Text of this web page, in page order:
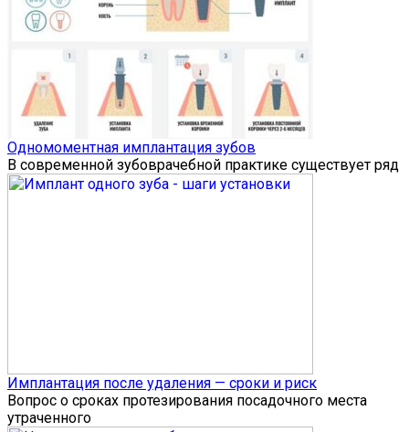
Одномоментная имплантация зубов
В современной зубоврачебной практике существует ряд
Имплантация после удаления — сроки и риск
Вопрос о сроках протезирования посадочного места
утраченного